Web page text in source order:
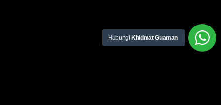
Hubungi Khidmat Guaman